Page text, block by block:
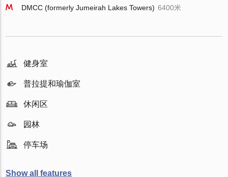
DMCC (formerly Jumeirah Lakes Towers) 6400米
健身室
普拉提和瑜伽室
休闲区
园林
停车场
Show all features